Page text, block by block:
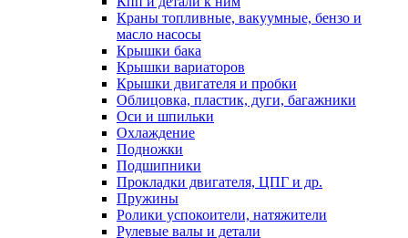
Краны топливные, вакуумные, бензо и
масло насосы
Крышки бака
Крышки вариаторов
Крышки двигателя и пробки
Облицовка, пластик, дуги, багажники
Оси и шпильки
Охлаждение
Подножки
Подшипники
Прокладки двигателя, ЦПГ и др.
Пружины
Ролики успокоители, натяжители
Рулевые валы и детали